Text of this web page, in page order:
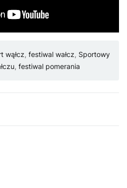
wąłcz, festiwal wałcz, Sportowy
, festiwal pomerania